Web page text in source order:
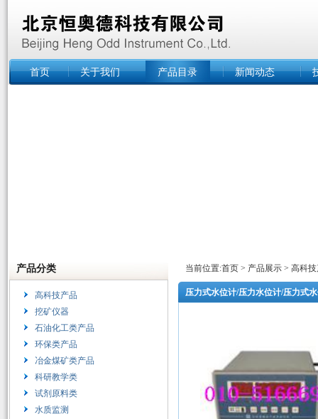
首页 关于我们 产品目录 新闻动态
产品分类
高科技产品
挖矿仪器
石油化工类产品
环保类产品
冶金煤矿类产品
科研教学类
试剂原料类
水质监测
当前位置:首页 > 产品展示 > 高科
压力式水位计/压力水位计/压力式